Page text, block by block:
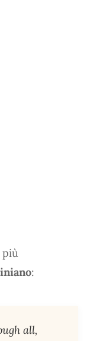
più
:
all,